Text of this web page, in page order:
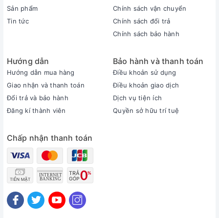
bảo an toàn khi sử dụng
quạt có thể tháo rời, giúp việc vệ sinh quạt tản Midea KYT30-
Sản phẩm
Tin tức
Chính sách vận chuyển
Chính sách đổi trả
Chính sách bảo hành
Hướng dẫn
Hướng dẫn mua hàng
Giao nhận và thanh toán
Đổi trả và bảo hành
Đăng kí thành viên
Bảo hành và thanh toán
Điều khoản sử dụng
Điều khoản giao dịch
Dịch vụ tiện ích
Quyền sở hữu trí tuệ
Chấp nhận thanh toán